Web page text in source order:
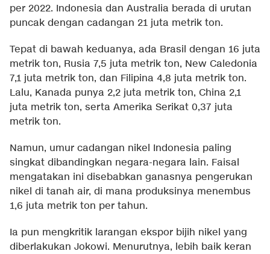
per 2022. Indonesia dan Australia berada di urutan
puncak dengan cadangan 21 juta metrik ton.
Tepat di bawah keduanya, ada Brasil dengan 16 juta
metrik ton, Rusia 7,5 juta metrik ton, New Caledonia
7,1 juta metrik ton, dan Filipina 4,8 juta metrik ton.
Lalu, Kanada punya 2,2 juta metrik ton, China 2,1
juta metrik ton, serta Amerika Serikat 0,37 juta
metrik ton.
Namun, umur cadangan nikel Indonesia paling
singkat dibandingkan negara-negara lain. Faisal
mengatakan ini disebabkan ganasnya pengerukan
nikel di tanah air, di mana produksinya menembus
1,6 juta metrik ton per tahun.
Ia pun mengkritik larangan ekspor bijih nikel yang
diberlakukan Jokowi. Menurutnya, lebih baik keran